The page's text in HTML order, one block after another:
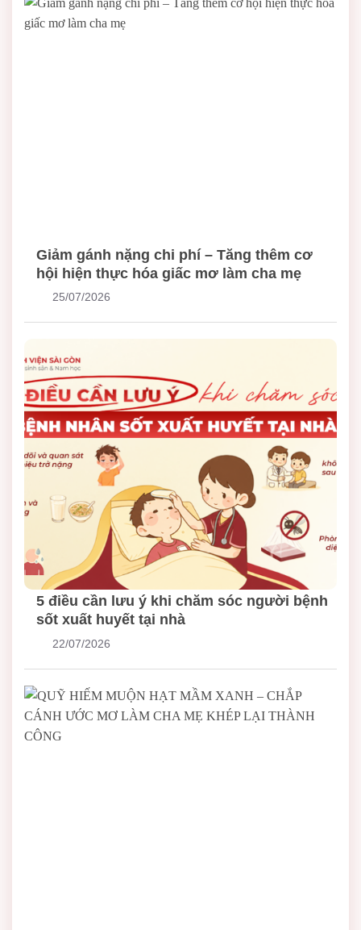
Giảm gánh nặng chi phí – Tăng thêm cơ
hội hiện thực hóa giấc mơ làm cha mẹ
25/07/2026
5 điều cần lưu ý khi chăm sóc người bệnh
sốt xuất huyết tại nhà
22/07/2026